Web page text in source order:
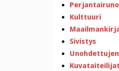
Perjantairuno
Kulttuuri
Sivistys
Kuvataiteilijat